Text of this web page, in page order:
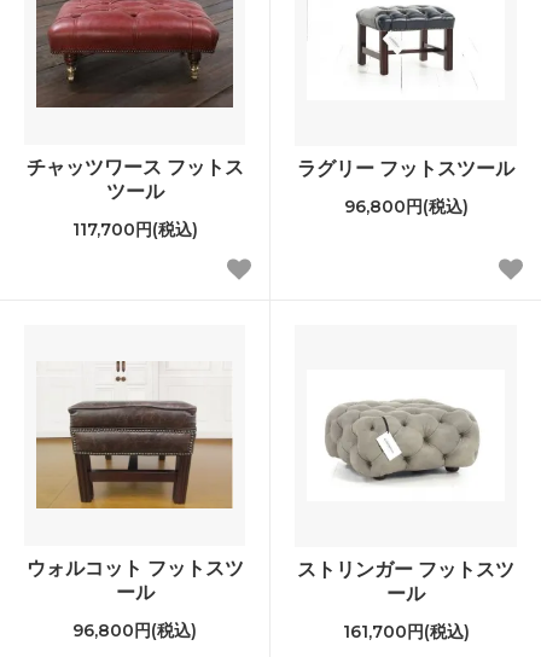
チャッツワース フットス
ツール
117,700円(税込)
ラグリー フットスツール
96,800円(税込)
ウォルコット フットスツ
ール
96,800円(税込)
ストリンガー フットスツ
ール
161,700円(税込)